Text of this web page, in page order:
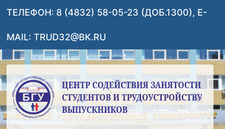
Перейти
содержимому
ТЕЛЕФОН: 8 (4832) 58-05-23 (ДОБ.1300), E-
MAIL: TRUD32@BK.RU